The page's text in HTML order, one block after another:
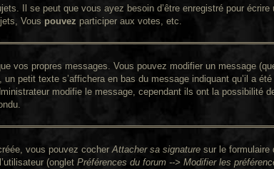
Il se peut que vous ayez besoin d’être enregistré pour
Vous pouvez participer aux votes, etc.
vos propres messages. Vous pouvez modifier un message
petit texte s’affichera en bas du message indiquant qu’il a
modifie le message, cependant ils ont la possibilité
vous pouvez cocherAttacher sa signature sur le formulaire
(onglet Préférences du forum --> Modifier les